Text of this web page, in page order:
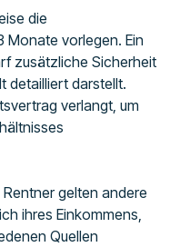
die
vorlegen. Ein
zusätzliche Sicherheit
detailliert darstellt.
verlangt, um
gelten andere
ihres Einkommens,
Quellen